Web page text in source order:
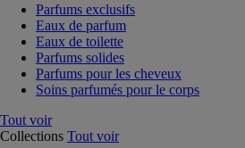
Parfums exclusifs
Eaux de parfum
Eaux de toilette
Parfums solides
Parfums pour les cheveux
Soins parfumés pour le corps
Tout voir
Collections Tout voir